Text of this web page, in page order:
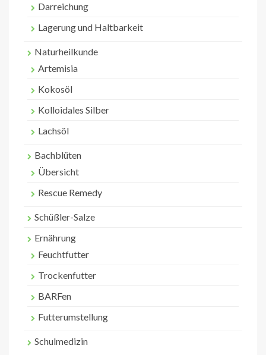
Darreichung
Lagerung und Haltbarkeit
Naturheilkunde
Artemisia
Kokosöl
Kolloidales Silber
Lachsöl
Bachblüten
Übersicht
Rescue Remedy
Schüßler-Salze
Ernährung
Feuchtfutter
Trockenfutter
BARFen
Futterumstellung
Schulmedizin